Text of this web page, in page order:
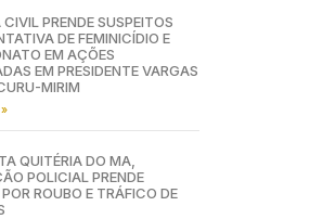
PRENDE SUSPEITOS
DE FEMINICÍDIO E
EM AÇÕES
EM PRESIDENTE VARGAS
MIRIM
QUITÉRIA DO MA,
POLICIAL PRENDE
ROUBO E TRÁFICO DE